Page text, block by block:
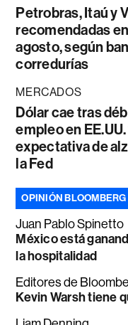
Petrobras, Itaú y
recomendadas
agosto, según
corredurías
MERCADOS
Dólar cae tras
empleo en
expectativa de
la Fed
OPINIÓN BLOOMBERG
Juan Pablo Spinetto
México está
la hospitalidad
Editores de
Kevin Warsh tiene